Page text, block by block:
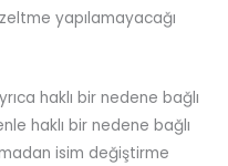
yapılamayacağı
haklı bir nedene bağlı
haklı bir nedene bağlı
isim değiştirme